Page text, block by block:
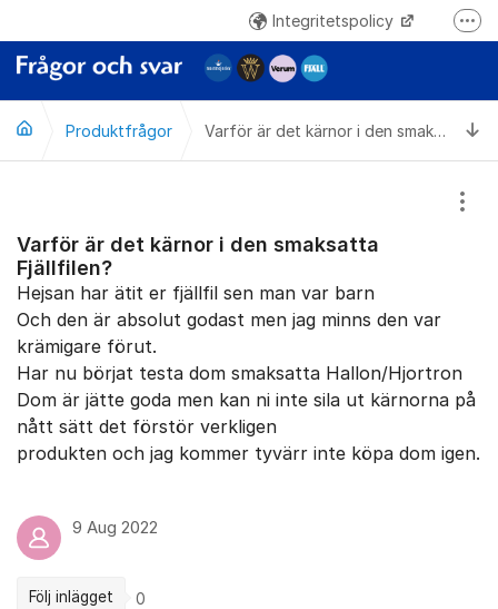
Integritetspolicy
Produktfrågor Varför är det kärnor i den smaksatta Fjällfilen?
Varför är det kärnor i den smaksatta
Fjällfilen?
Hejsan har ätit er fjällfil sen man var barn
Och den är absolut godast men jag minns den var
krämigare förut.
Har nu börjat testa dom smaksatta Hallon/Hjortron
Dom är jätte goda men kan ni inte sila ut kärnorna på
nått sätt det förstör verkligen
produkten och jag kommer tyvärr inte köpa dom igen.
9 Aug 2022
Följ inlägget 0